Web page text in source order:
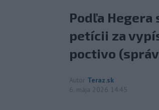
Podľa
petícii za
poctivo
Autor Teraz.sk
6. mája 2026 14:45